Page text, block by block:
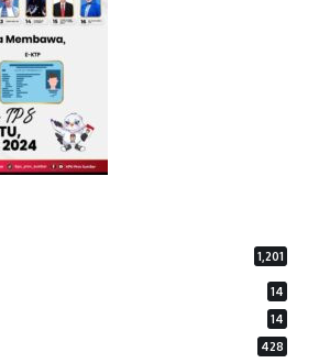
1,201
14
14
428